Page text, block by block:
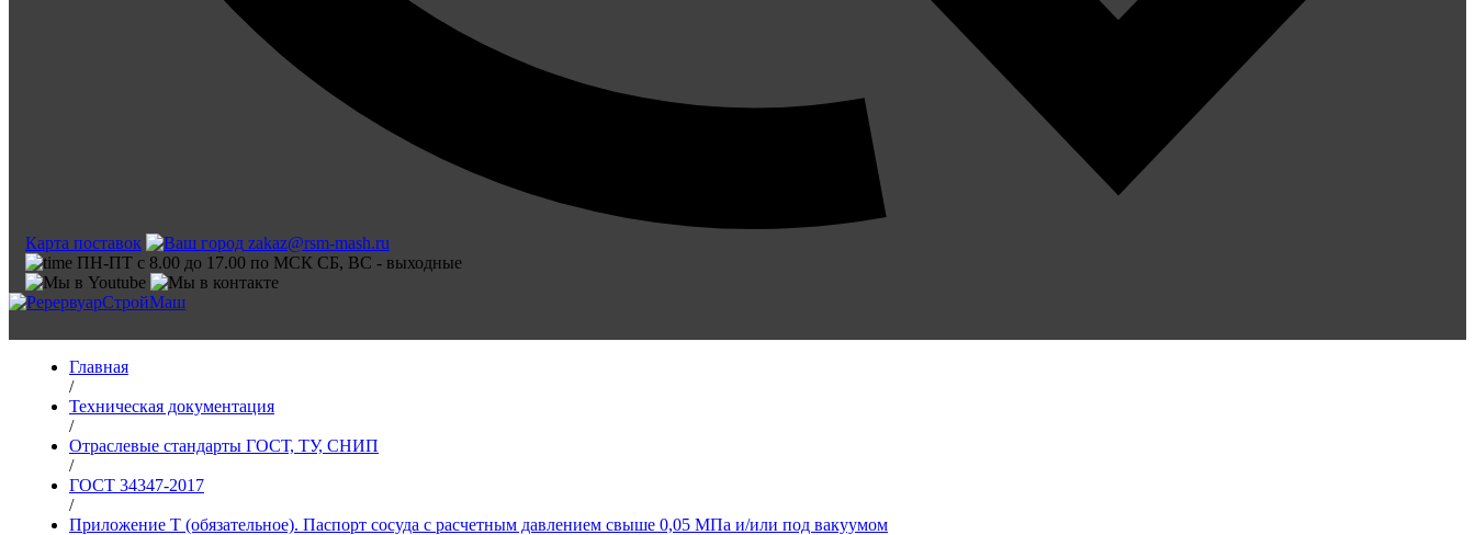
Карта поставок
zakaz@rsm-mash.ru
ПН-ПТ с 8.00 до 17.00 по МСК СБ, ВС - выходные
Главная
/
Техническая документация
/
Отраслевые стандарты ГОСТ, ТУ, СНИП
/
ГОСТ 34347-2017
/
Приложение Т (обязательное). Паспорт сосуда с расчетным давлением свыше 0,05 МПа и/или под вакуумом